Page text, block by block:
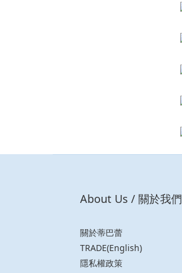
About Us / 關於我們
關於蒂巴蕾
TRADE(English)
隱私權政策